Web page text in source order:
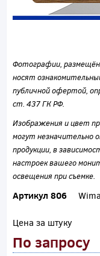
Фотографии,
носят
публичной офертой,
ст. 437 ГК РФ.
Изображения и цвет
могут незначительно
продукции, в
настроек вашего
освещения при съемке.
Артикул 806
Цена за штуку
По запросу